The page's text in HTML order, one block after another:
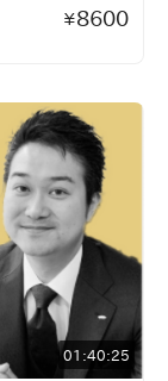
¥8600
01:40:25